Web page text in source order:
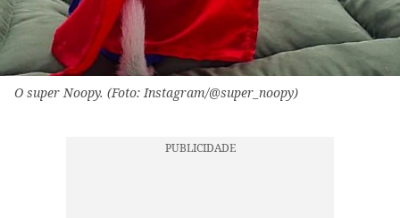
O super Noopy. (Foto: Instagram/@super_noopy)